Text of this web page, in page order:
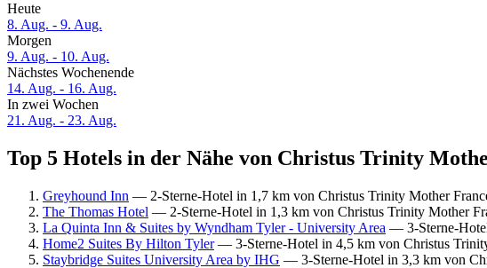
Heute
8. Aug. - 9. Aug.
Morgen
9. Aug. - 10. Aug.
Nächstes Wochenende
14. Aug. - 16. Aug.
In zwei Wochen
21. Aug. - 23. Aug.
Top 5 Hotels in der Nähe von Christus Trinity
Greyhound Inn — 2-Sterne-Hotel in 1,7 km von Christus Trinity Mother
The Thomas Hotel — 2-Sterne-Hotel in 1,3 km von Christus Trinity Mother
La Quinta Inn & Suites by Wyndham Tyler - University Area — 3-Sterne-
Home2 Suites By Hilton Tyler— 3-Sterne-Hotel in 4,5 km von Christus
Staybridge Suites University Area by IHG — 3-Sterne-Hotel in 3,3 km von